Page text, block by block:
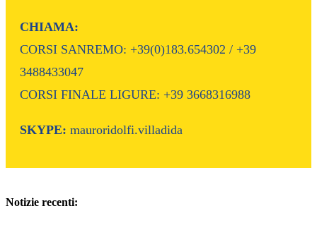
CHIAMA:
CORSI SANREMO: +39(0)183.654302 / +39
3488433047
CORSI FINALE LIGURE: +39 3668316988
SKYPE: mauroridolfi.villadida
Notizie recenti: